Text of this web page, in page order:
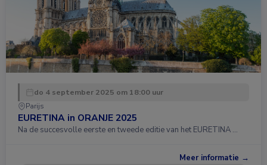
do 4 september 2025 om 18:00 uur
Parijs
EURETINA in ORANJE 2025
Na de succesvolle eerste en tweede editie van het EURETINA …
Meer informatie →